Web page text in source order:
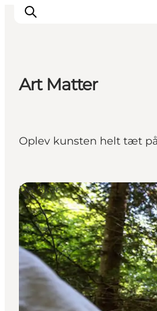
For børn
Kultur
Planlæg din ferie
Art Matter
Oplev kunsten helt tæt
Det sker